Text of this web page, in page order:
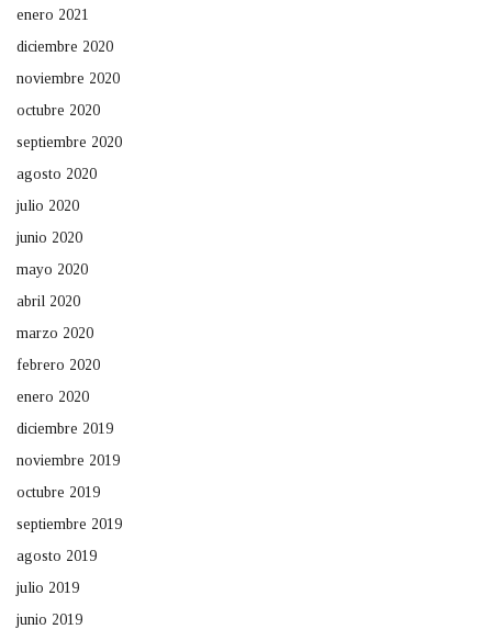
enero 2021
diciembre 2020
noviembre 2020
octubre 2020
septiembre 2020
agosto 2020
julio 2020
junio 2020
mayo 2020
abril 2020
marzo 2020
febrero 2020
enero 2020
diciembre 2019
noviembre 2019
octubre 2019
septiembre 2019
agosto 2019
julio 2019
junio 2019